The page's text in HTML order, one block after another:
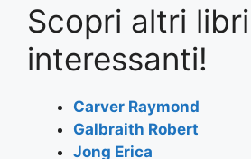
c
e
b
o
o
itt
er
at
s
A
p
p
e
gr
a
m
ai
l
ar
Scopri altri libri
interessanti!
Carver Raymond
Galbraith Robert
Jong Erica